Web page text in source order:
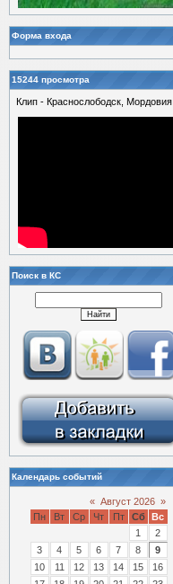
Форма входа
15244 просмотра
Клип - Краснослободск, Мордовия
Поиск в КС
Календарь событий
« Август 2026 »
Пн
Вт Ср Чт Пт Сб
Вс
1
2
3
4 5 6 7 8
9
10
11 12 13 14 15
16